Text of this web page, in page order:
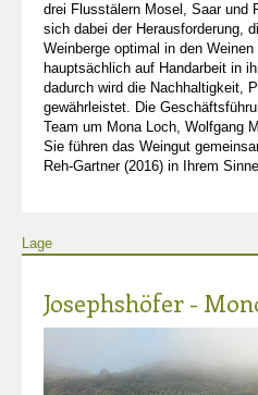
drei Flusstälern Mosel, Saar und
sich dabei der Herausforderung,
Weinberge optimal in den
hauptsächlich auf Handarbeit in
dadurch wird die Nachhaltigkeit,
gewährleistet. Die
Team um Mona Loch, Wolfgang
Sie führen das Weingut
Reh-Gartner (2016) in Ihrem
Lage
Josephshöfer -